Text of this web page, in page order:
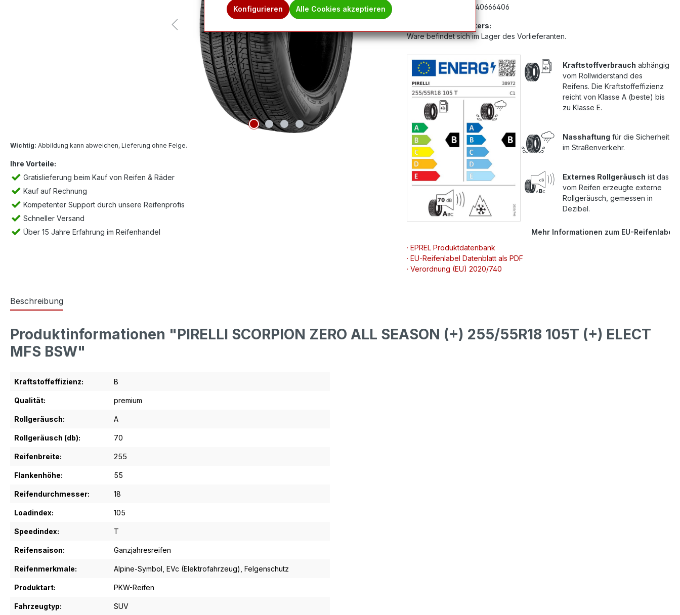
Wichtig: Abbildung kann abweichen, Lieferung ohne Felge.
Ihre Vorteile:
Gratislieferung beim Kauf von Reifen & Räder
Kauf auf Rechnung
Kompetenter Support durch unsere Reifenprofis
Schneller Versand
Über 15 Jahre Erfahrung im Reifenhandel
G40666406
Hinweis des Anbieters:
Ware befindet sich im Lager des Vorlieferanten.
Kraftstoffverbrauch abhängig
vom Rollwiderstand des
Reifens. Die Kraftstoffeffizienz
reicht von Klasse A (beste) bis
zu Klasse E.
Nasshaftung für die Sicherheit
im Straßenverkehr.
Externes Rollgeräusch ist das
vom Reifen erzeugte externe
Rollgeräusch, gemessen in
Dezibel.
Mehr Informationen zum EU-Reifenlabel
· EPREL Produktdatenbank
· EU-Reifenlabel Datenblatt als PDF
· Verordnung (EU) 2020/740
Beschreibung
Produktinformationen "PIRELLI SCORPION ZERO ALL SEASON (+) 255/55R18 105T (+) ELECT
MFS BSW"
Kraftstoffeffizienz: B
Qualität: premium
Rollgeräusch: A
Rollgeräusch (db): 70
Reifenbreite: 255
Flankenhöhe: 55
Reifendurchmesser: 18
Loadindex: 105
Speedindex: T
Reifensaison: Ganzjahresreifen
Reifenmerkmale: Alpine-Symbol , EVc (Elektrofahrzeug) , Felgenschutz
Produktart: PKW-Reifen
Fahrzeugtyp: SUV
Konfigurieren Alle Cookies akzeptieren